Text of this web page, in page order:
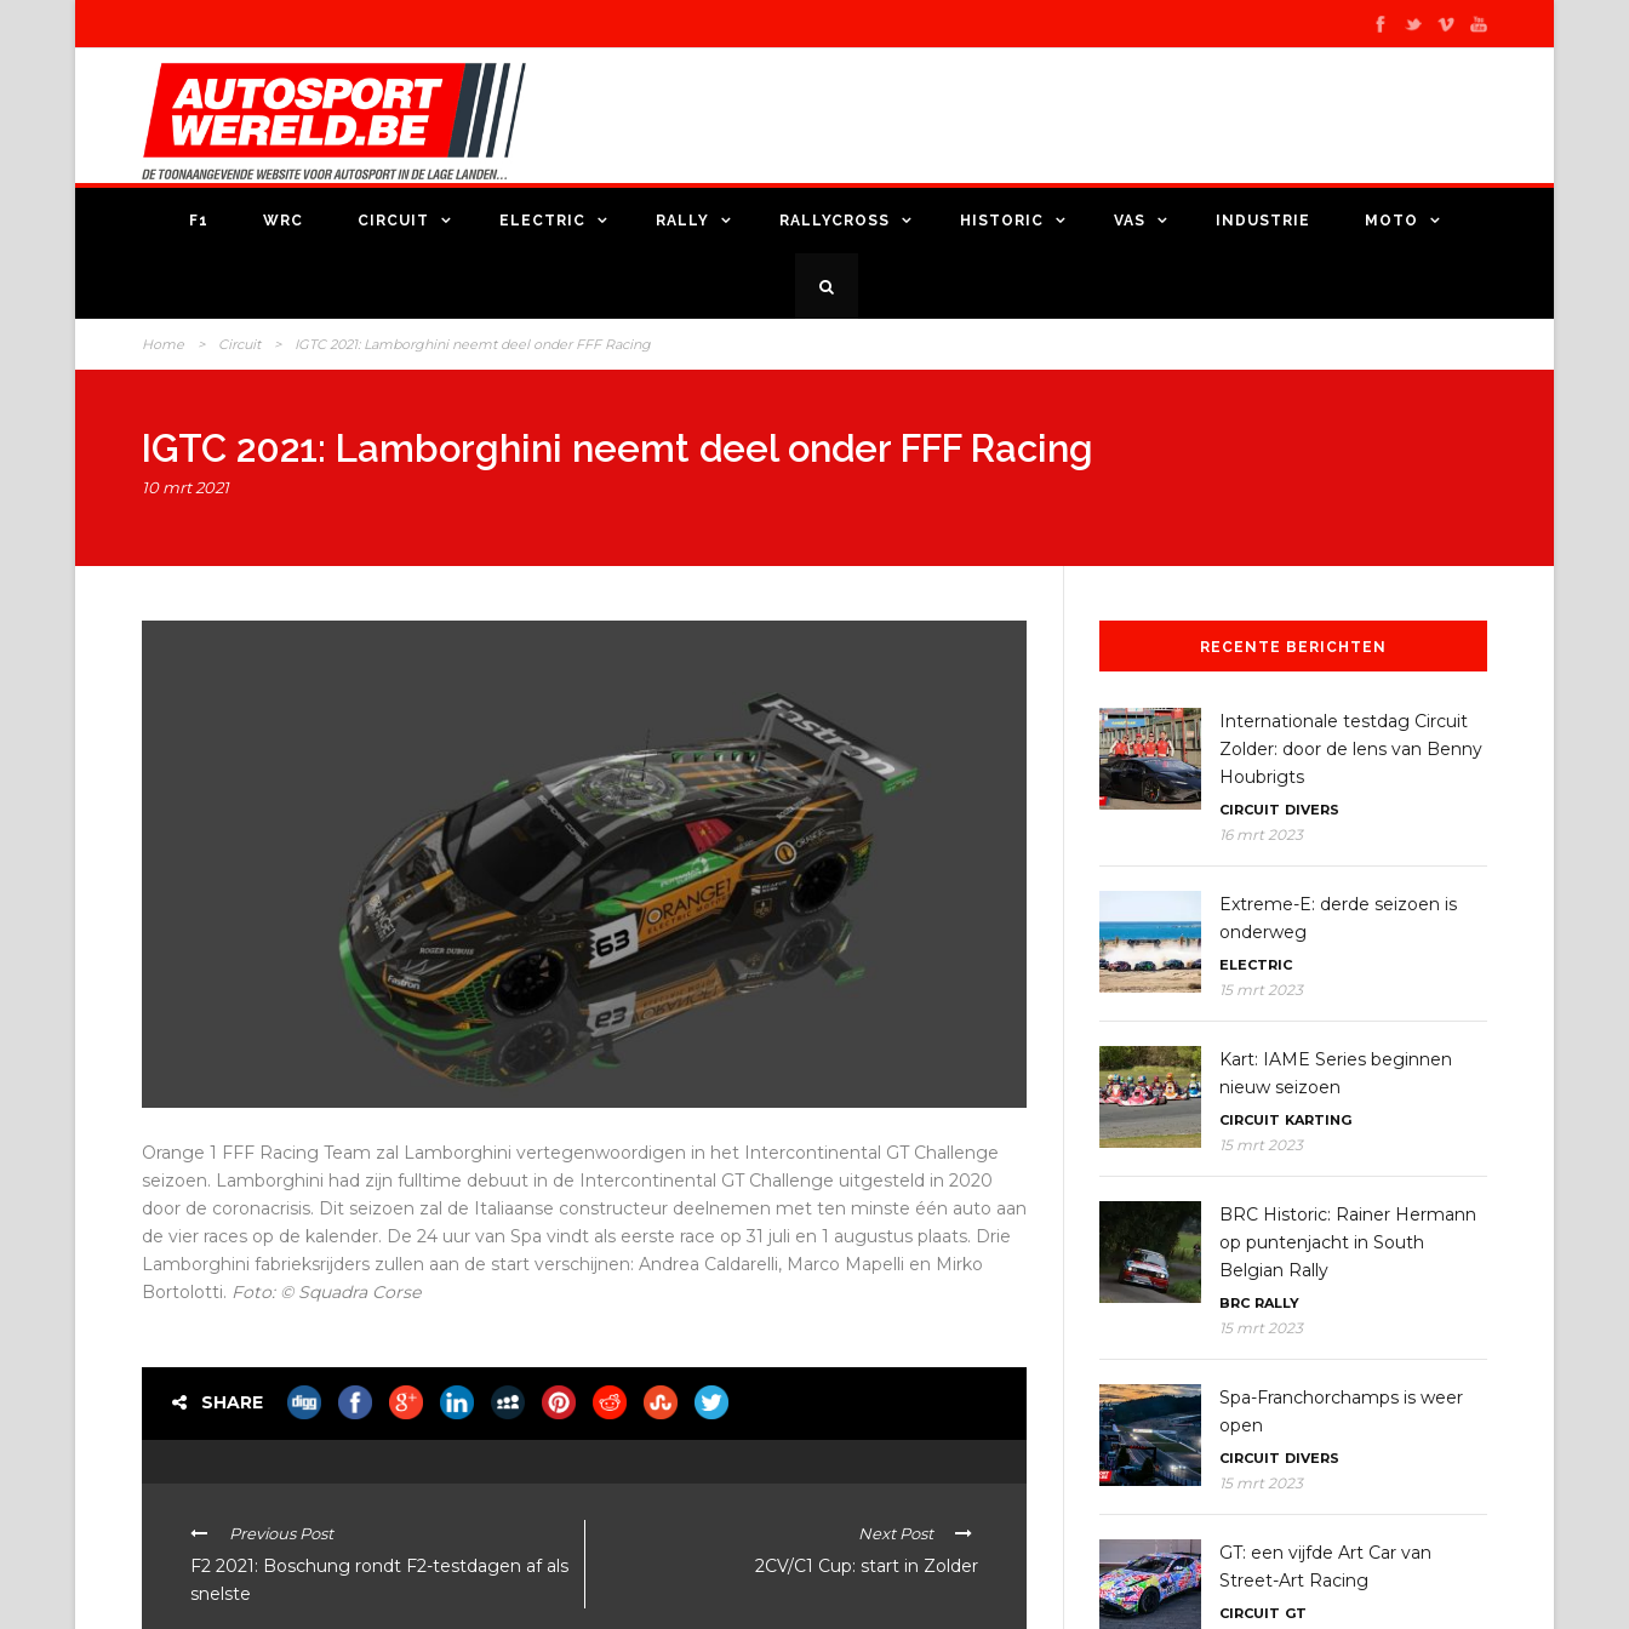
F1 WRC CIRCUIT ELECTRIC RALLY RALLYCROSS HISTORIC VAS INDUSTRIE MOTO
Home > Circuit > IGTC 2021: Lamborghini neemt deel onder FFF Racing
IGTC 2021: Lamborghini neemt deel onder FFF Racing
10 mrt 2021
Orange 1 FFF Racing Team zal Lamborghini vertegenwoordigen in het Intercontinental GT Challenge
seizoen. Lamborghini had zijn fulltime debuut in de Intercontinental GT Challenge uitgesteld in 2020
door de coronacrisis. Dit seizoen zal de Italiaanse constructeur deelnemen met ten minste één auto aan
de vier races op de kalender. De 24 uur van Spa vindt als eerste race op 31 juli en 1 augustus plaats. Drie
Lamborghini fabrieksrijders zullen aan de start verschijnen: Andrea Caldarelli, Marco Mapelli en Mirko
Bortolotti. Foto: © Squadra Corse
SHARE
Previous Post
F2 2021: Boschung rondt F2-testdagen af als
snelste
Next Post
2CV/C1 Cup: start in Zolder
RECENTE BERICHTEN
Internationale testdag Circuit
Zolder: door de lens van Benny
Houbrigts
CIRCUIT DIVERS
16 mrt 2023
Extreme-E: derde seizoen is
onderweg
ELECTRIC
15 mrt 2023
Kart: IAME Series beginnen
nieuw seizoen
CIRCUIT KARTING
15 mrt 2023
BRC Historic: Rainer Hermann
op puntenjacht in South
Belgian Rally
BRC RALLY
15 mrt 2023
Spa-Franchorchamps is weer
open
CIRCUIT DIVERS
15 mrt 2023
GT: een vijfde Art Car van
Street-Art Racing
CIRCUIT GT